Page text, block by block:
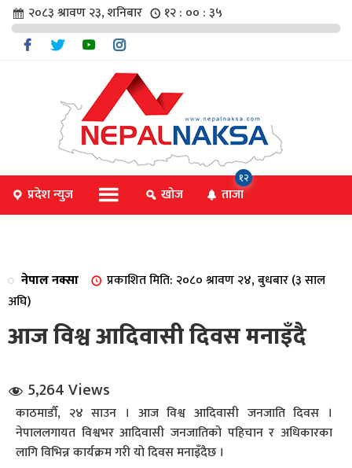
२०८३ श्रावण २३, शनिबार १२ : ०० : ३६
प्रदेश न्युज खोज ताजा
१२
नेपाल नक्सा
प्रकाशित मिति: २०८० श्रावण २४, बुधबार (३ साल
अघि)
आज विश्व आदिवासी दिवस मनाइँदै
5,264 Views
काठमाडौँ, २४ साउन । आज विश्व आदिवासी जनजाति दिवस ।
नेपाललगायत विश्वभर आदिवासी जनजातिको पहिचान र अधिकारका
लागि विभिन्न कार्यक्रम गरी यो दिवस मनाइँदैछ ।